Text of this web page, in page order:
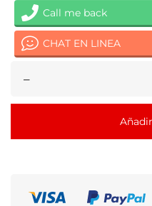
Call me back
CHAT EN LINEA
–